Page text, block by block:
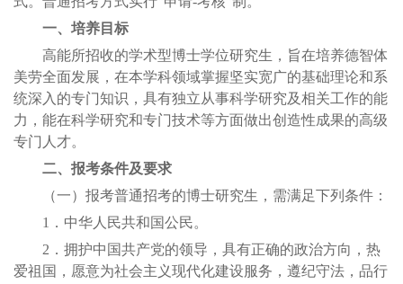
一、培养目标
高能所招收的学术型博士学位研究生，旨在培养德智体
美劳全面发展，在本学科领域掌握坚实宽广的基础理论和系
统深入的专门知识，具有独立从事科学研究及相关工作的能
力，能在科学研究和专门技术等方面做出创造性成果的高级
专门人才。
二、报考条件及要求
（一）报考普通招考的博士研究生，需满足下列条件：
1．中华人民共和国公民。
2．拥护中国共产党的领导，具有正确的政治方向，热
爱祖国，愿意为社会主义现代化建设服务，遵纪守法，品行